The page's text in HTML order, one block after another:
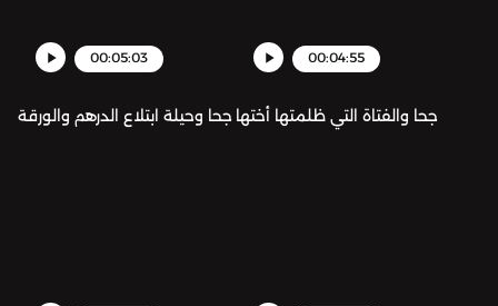
00:05:03
جحا وحيلة ابتلاع الدرهم والورقة
00:04:55
جحا والفتاة التي ظلمتها أختها